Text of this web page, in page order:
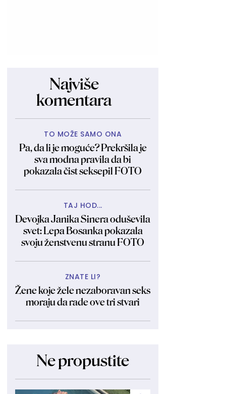
Najviše
komentara
TO MOŽE SAMO ONA
Pa, da li je moguće? Prekršila je
sva modna pravila da bi
pokazala čist seksepil FOTO
TAJ HOD...
Devojka Janika Sinera oduševila
svet: Lepa Bosanka pokazala
svoju ženstvenu stranu FOTO
ZNATE LI?
Žene koje žele nezaboravan seks
moraju da rade ove tri stvari
Ne propustite